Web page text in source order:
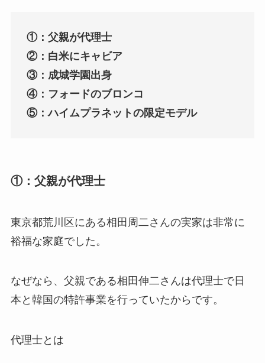
①：父親が代理士
②：白米にキャビア
③：成城学園出身
④：フォードのブロンコ
⑤：ハイムプラネットの限定モデル
①：父親が代理士
東京都荒川区にある相田周二さんの実家は非常に
裕福な家庭でした。
なぜなら、父親である相田伸二さんは代理士で日
本と韓国の特許事業を行っていたからです。
代理士とは